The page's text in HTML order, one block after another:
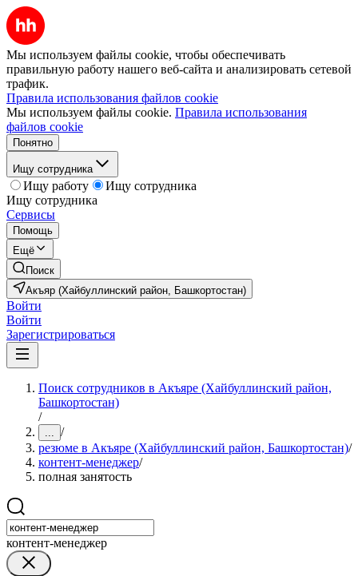
Мы используем файлы cookie, чтобы обеспечивать
правильную работу нашего веб-сайта и анализировать сетевой
трафик.
Правила использования файлов cookie
Мы используем файлы cookie. Правила использования
файлов cookie
Понятно
Ищу сотрудника
Ищу работу
Ищу сотрудника
Ищу сотрудника
Сервисы
Помощь
Ещё
Поиск
Акъяр (Хайбуллинский район, Башкортостан)
Войти
Войти
Зарегистрироваться
Поиск сотрудников в Акъяре (Хайбуллинский район,
Башкортостан)
/
... /
резюме в Акъяре (Хайбуллинский район, Башкортостан)/
контент-менеджер/
полная занятость
контент-менеджер